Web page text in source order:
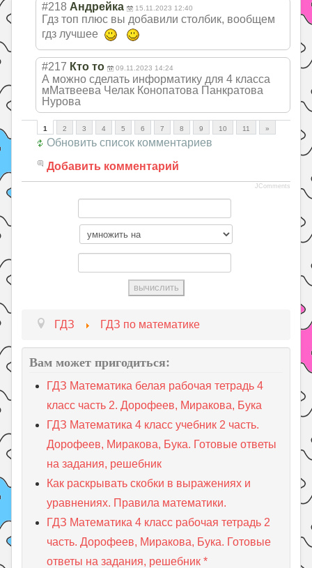
#218 Андрейка 15.11.2023 12:40
Гдз топ плюс вы добавили столбик, вообщем
гдз лучшее
#217 Кто то 09.11.2023 14:24
А можно сделать информатику для 4 класса
мМатвеева Челак Конопатова Панкратова
Нурова
1 2 3 4 5 6 7 8 9 10 11 »
Обновить список комментариев
Добавить комментарий
JComments
ГДЗ ГДЗ по математике
Вам может пригодиться:
ГДЗ Математика белая рабочая тетрадь 4
класс часть 2. Дорофеев, Миракова, Бука
ГДЗ Математика 4 класс учебник 2 часть.
Дорофеев, Миракова, Бука. Готовые ответы
на задания, решебник
Как раскрывать скобки в выражениях и
уравнениях. Правила математики.
ГДЗ Математика 4 класс рабочая тетрадь 2
часть. Дорофеев, Миракова, Бука. Готовые
ответы на задания, решебник *